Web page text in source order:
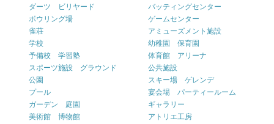
ダーツ ビリヤード
バッティングセンター
ボウリング場
ゲームセンター
雀荘
アミューズメント施設
学校
幼稚園 保育園
予備校 学習塾
体育館 アリーナ
スポーツ施設 グラウンド
公共施設
公園
スキー場 ゲレンデ
プール
宴会場 パーティールーム
ガーデン 庭園
ギャラリー
美術館 博物館
アトリエ工房